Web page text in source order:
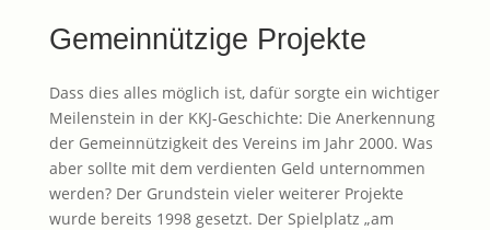
Gemeinnützige Projekte
Dass dies alles möglich ist, dafür sorgte ein wichtiger
Meilenstein in der KKJ-Geschichte: Die Anerkennung
der Gemeinnützigkeit des Vereins im Jahr 2000. Was
aber sollte mit dem verdienten Geld unternommen
werden? Der Grundstein vieler weiterer Projekte
wurde bereits 1998 gesetzt. Der Spielplatz „am